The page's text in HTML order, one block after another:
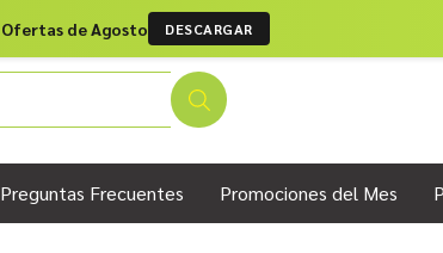
Ofertas de Agosto DESCARGAR
Preguntas Frecuentes Promociones del Mes